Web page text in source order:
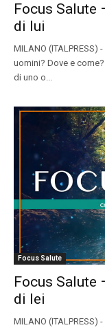
Focus Salute
di lui
MILANO
uomini? Dove e
di uno o...
Focus Salute
Focus Salute
di lei
MILANO